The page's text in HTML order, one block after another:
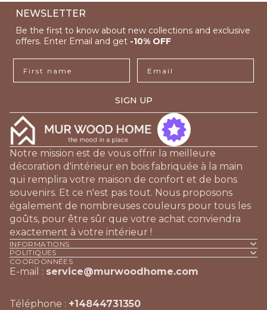
NEWSLETTER
Be the first to know about new collections and exclusive
offers. Enter Email and get -10% OFF
SIGN UP
Notre mission est de vous offrir la meilleure
décoration d'intérieur en bois fabriquée à la main
qui remplira votre maison de confort et de bons
souvenirs. Et ce n'est pas tout. Nous proposons
également de nombreuses couleurs pour tous les
goûts, pour être sûr que votre achat conviendra
exactement à votre intérieur !
INFORMATIONS
POLITIQUES
COORDONNÉES
E-mail : service@murwoodhome.com
Téléphone : +14844731350